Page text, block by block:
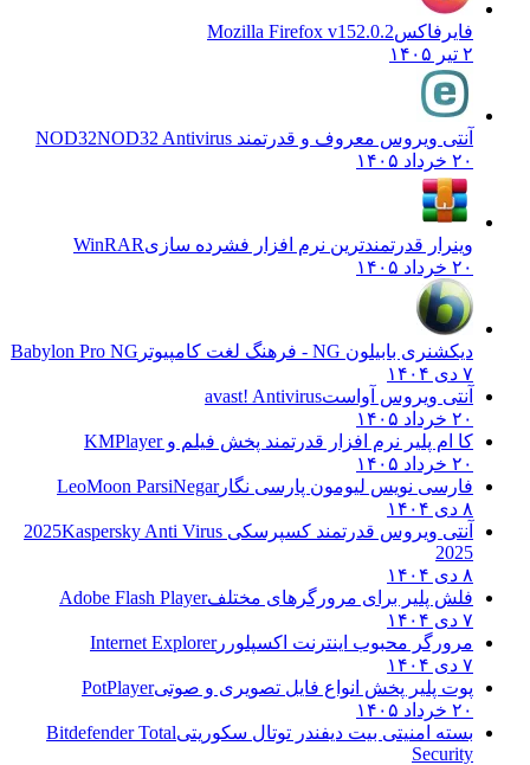
فایرفاکسMozilla Firefox v152.0.2
۲ تیر ۱۴۰۵
آنتی ویروس معروف و قدرتمند NOD32 NOD32 Antivirus
۲۰ خرداد ۱۴۰۵
وینرار قدرتمندترین نرم افزار فشرده سازیWinRAR
۲۰ خرداد ۱۴۰۵
دیکشنری بابیلون NG - فرهنگ لغت کامپیوتر
Babylon Pro NG
۷ دی ۱۴۰۴
آنتی ویروس آواستavast! Antivirus
۲۰ خرداد ۱۴۰۵
کا ام پلیر نرم افزار قدرتمند پخش فیلم وKMPlayer
۲۰ خرداد ۱۴۰۵
فارسی نویس لیومون پارسی نگارLeoMoon ParsiNegar
۸ دی ۱۴۰۴
آنتی ویروس قدرتمند کسپرسکی 2025 Kaspersky Anti Virus
2025
۸ دی ۱۴۰۴
فلش پلیر برای مرورگرهای مختلفAdobe Flash Player
۷ دی ۱۴۰۴
مرورگر محبوب اینترنت اکسپلوررInternet Explorer
۷ دی ۱۴۰۴
پوت پلیر پخش انواع فایل تصویری و صوتیPotPlayer
۲۰ خرداد ۱۴۰۵
بسته امنیتی بیت دیفندر توتال سکوریتیBitdefender Total
Security